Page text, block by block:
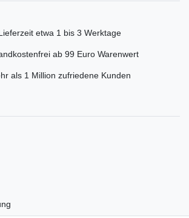
etwa 1 bis 3 Werktage
ab 99 Euro Warenwert
als 1 Million zufriedene Kunden